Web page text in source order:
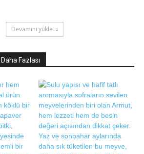
Devamını yükle
Fazlası